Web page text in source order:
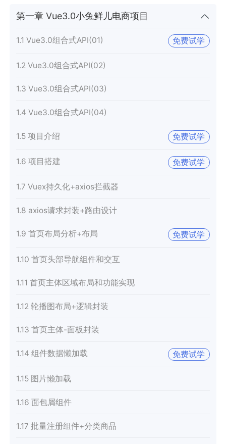
第一章 Vue3.0小兔鲜儿电商项目
1.1 Vue3.0组合式API(01) 免费试学
1.2 Vue3.0组合式API(02)
1.3 Vue3.0组合式API(03)
1.4 Vue3.0组合式API(04)
1.5 项目介绍 免费试学
1.6 项目搭建 免费试学
1.7 Vuex持久化+axios拦截器
1.8 axios请求封装+路由设计
1.9 首页布局分析+布局 免费试学
1.10 首页头部导航组件和交互
1.11 首页主体区域布局和功能实现
1.12 轮播图布局+逻辑封装
1.13 首页主体-面板封装
1.14 组件数据懒加载 免费试学
1.15 图片懒加载
1.16 面包屑组件
1.17 批量注册组件+分类商品